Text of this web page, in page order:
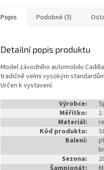
Popis Podobné (3)
Detailní popis produktu
Model závodního automobilu
tradičně velmi vysokým
Určen k vystavení.
Výrobce:
Měřítko:
Materiál:
Kód produktu:
Balení:
Sezona:
Šampionát: